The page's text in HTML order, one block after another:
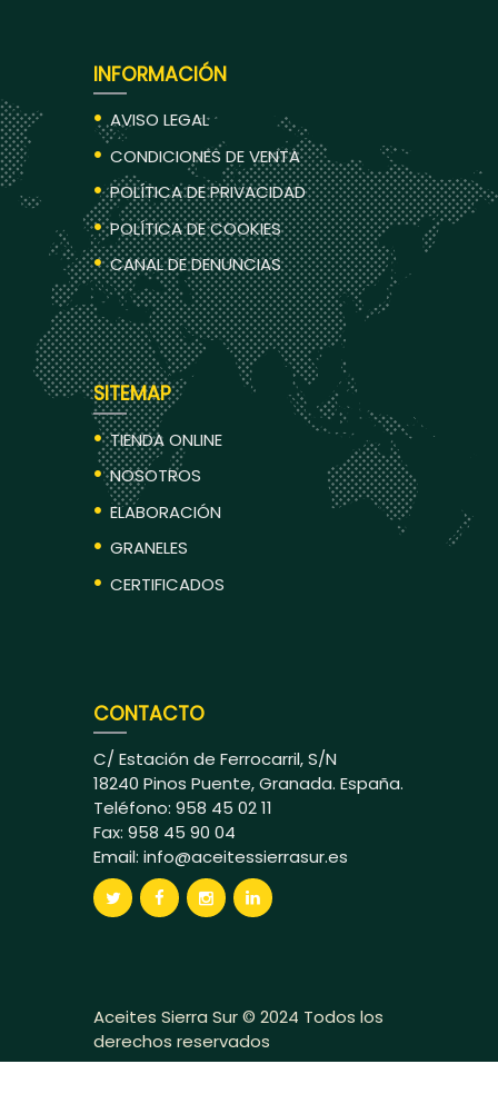
INFORMACIÓN
AVISO LEGAL
CONDICIONES DE VENTA
POLÍTICA DE PRIVACIDAD
POLÍTICA DE COOKIES
CANAL DE DENUNCIAS
SITEMAP
TIENDA ONLINE
NOSOTROS
ELABORACIÓN
GRANELES
CERTIFICADOS
CONTACTO
C/ Estación de Ferrocarril, S/N
18240 Pinos Puente, Granada. España.
Teléfono: 958 45 02 11
Fax: 958 45 90 04
Email: info@aceitessierrasur.es
Aceites Sierra Sur © 2024 Todos los
derechos reservados